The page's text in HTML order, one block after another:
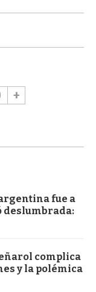
fue a
deslumbrada:
complica
y la polémica